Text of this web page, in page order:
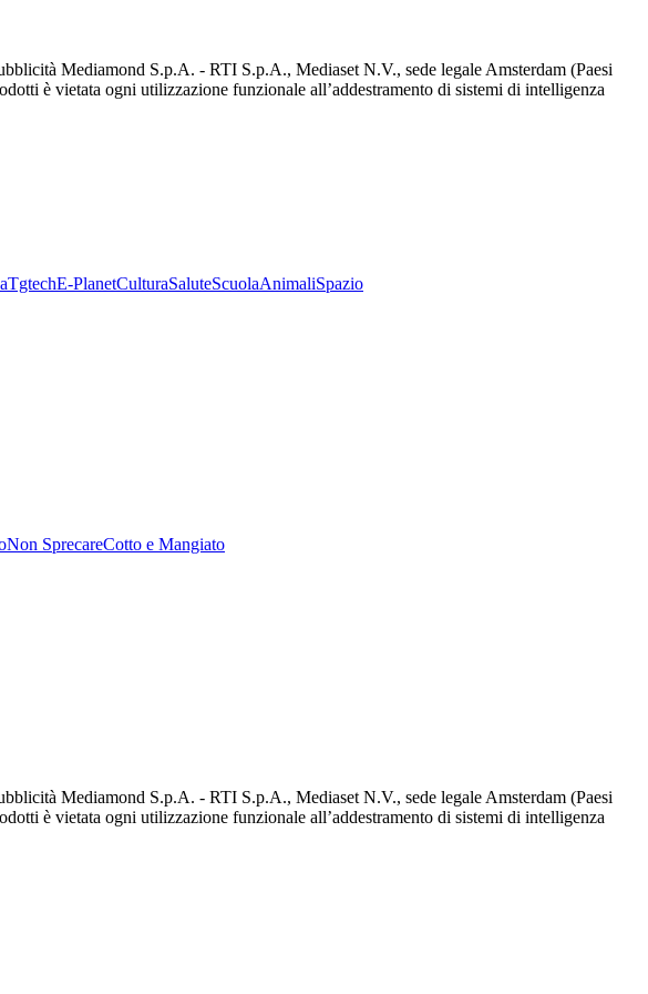
Mediamond S.p.A. - RTI S.p.A., Mediaset N.V., sede legale Amsterdam (Paesi
è vietata ogni utilizzazione funzionale all’addestramento di sistemi di intelligenza
TgtechE-PlanetCulturaSaluteScuolaAnimaliSpazio
Non SprecareCotto e Mangiato
Mediamond S.p.A. - RTI S.p.A., Mediaset N.V., sede legale Amsterdam (Paesi
è vietata ogni utilizzazione funzionale all’addestramento di sistemi di intelligenza